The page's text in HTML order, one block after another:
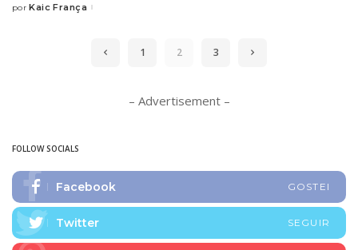
Posted
por Kaic França
1 2 3
– Advertisement –
FOLLOW SOCIALS
Facebook GOSTEI
Twitter SEGUIR